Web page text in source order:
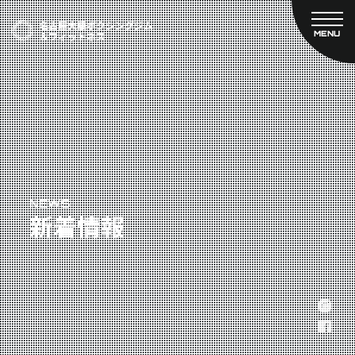
MENU
CLOSE
TOP
新着情報
ご予約
プライベートコース予約
レンタルスタジオ予約
名古屋大橋ボクシングジムについて
大橋弘政プロフィール
スタッフ紹介
料金案内
設備紹介
アクセス
営業時間
トレーナー募集
スポンサー募集
大会チケット購入
キャンペーン
NEWS
新着情報